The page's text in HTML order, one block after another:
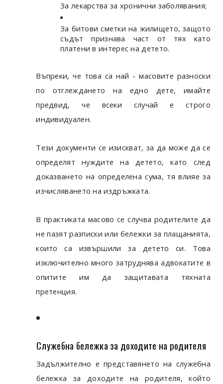
За лекарства за хронични заболявания;
За битови сметки на жилището, защото
съдът признава част от тях като
платени в интерес на детето.
Въпреки, че това са най - масовите разноски
по отглеждането на едно дете, имайте
предвид, че всеки случай е строго
индивидуален.
Тези документи се изискват, за да може да се
определят нуждите на детето, като след
доказването на определена сума, тя влияе за
изчисляването на издръжката.
В практиката масово се случва родителите да
не пазят разписки или бележки за плащанията,
които са извършили за детето си. Това
изключително много затруднява адвокатите в
опитите им да защитавата тяхната
претенция.
Служебна бележка за доходите на родителя
Задължително е представянето на служебна
бележка за доходите на родителя, който